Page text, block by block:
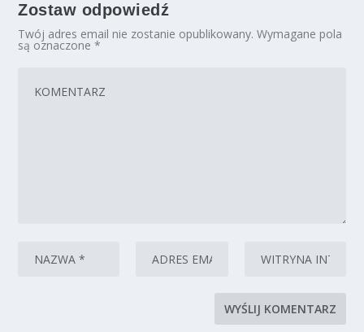
Zostaw odpowiedź
Twój adres email nie zostanie opublikowany. Wymagane pola
są oznaczone*